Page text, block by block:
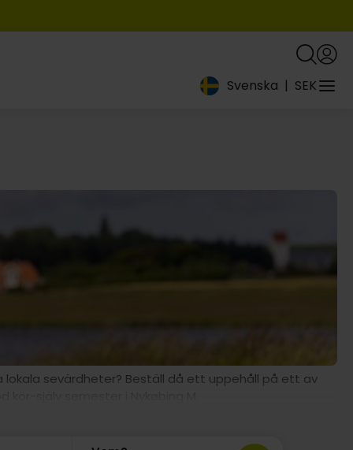
Svenska | SEK
lokala sevärdheter? Beställ då ett uppehåll på ett av